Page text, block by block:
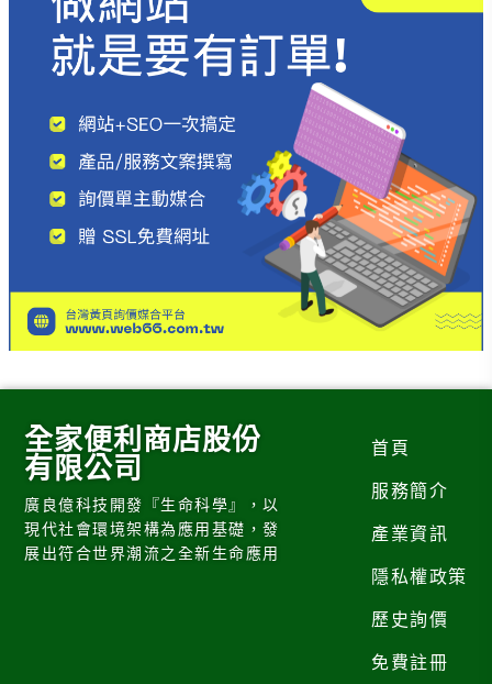
全家便利商店股份
有限公司
廣良億科技開發『生命科學』，以
現代社會環境架構為應用基礎，發
展出符合世界潮流之全新生命應用
首頁
服務簡介
產業資訊
隱私權政策
歷史詢價
免費註冊